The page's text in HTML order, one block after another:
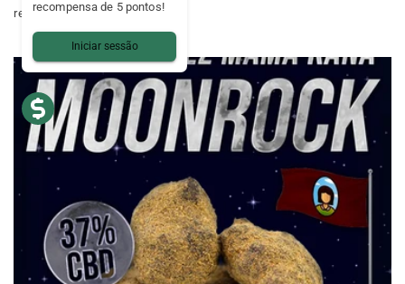
regresso às aulas...
recompensa de 5 pontos!
Iniciar sessão